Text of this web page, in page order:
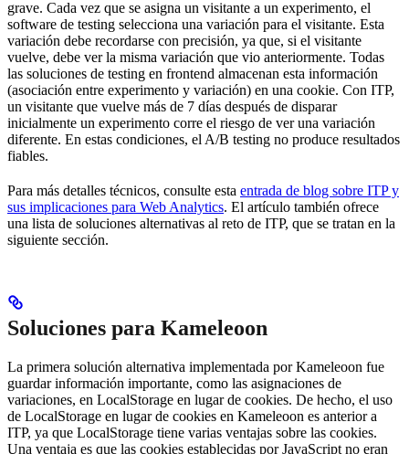
grave. Cada vez que se asigna un visitante a un experimento, el
software de testing selecciona una variación para el visitante. Esta
variación debe recordarse con precisión, ya que, si el visitante
vuelve, debe ver la misma variación que vio anteriormente. Todas
las soluciones de testing en frontend almacenan esta información
(asociación entre experimento y variación) en una cookie. Con ITP,
un visitante que vuelve más de 7 días después de disparar
inicialmente un experimento corre el riesgo de ver una variación
diferente. En estas condiciones, el A/B testing no produce resultados
fiables.
Para más detalles técnicos, consulte esta entrada de blog sobre ITP y
sus implicaciones para Web Analytics. El artículo también ofrece
una lista de soluciones alternativas al reto de ITP, que se tratan en la
siguiente sección.
Soluciones para Kameleoon
La primera solución alternativa implementada por Kameleoon fue
guardar información importante, como las asignaciones de
variaciones, en LocalStorage en lugar de cookies. De hecho, el uso
de LocalStorage en lugar de cookies en Kameleoon es anterior a
ITP, ya que LocalStorage tiene varias ventajas sobre las cookies.
Una ventaja es que las cookies establecidas por JavaScript no eran